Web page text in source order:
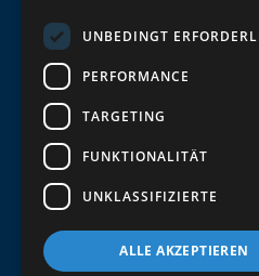
Melde dich jetzt zum
erste Bestellung.
Deine Email
Abschicken
UNBEDINGT
PERFORMANCE
TARGETING
FUNKTIONALITÄT
UNKLASSIFIZIERTE
ALLE AKZEPTIEREN